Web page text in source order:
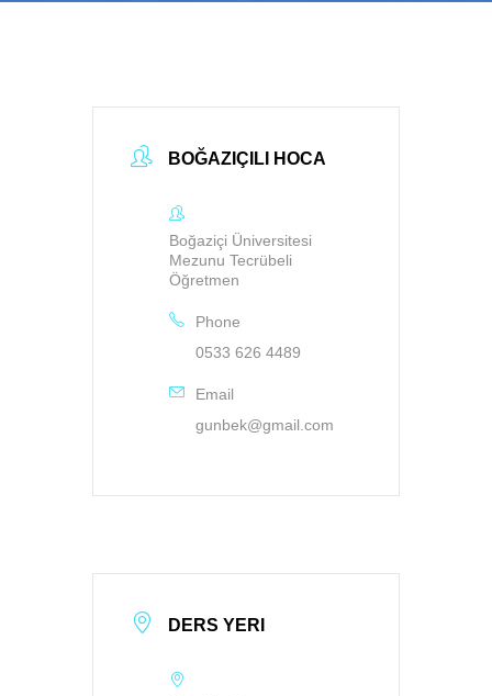
BOĞAZIÇILI HOCA
Boğaziçi Üniversitesi
Mezunu Tecrübeli
Öğretmen
Phone
0533 626 4489
Email
gunbek@gmail.com
DERS YERI